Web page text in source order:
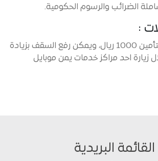
الضرائب والرسوم الحكومية.
:
الحد الأدنى لمبلغ التأمين 1000 ريال، ويمكن رفع السقف بزيادة
زيارة احد مراكز خدمات يمن موبايل
القائمة البريدية